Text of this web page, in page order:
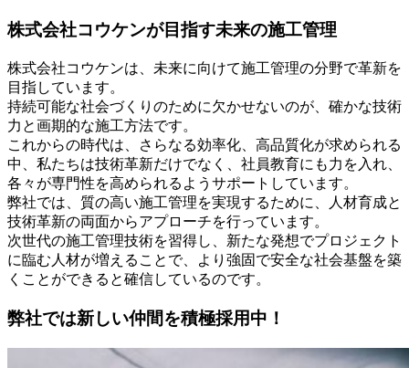
株式会社コウケンが目指す未来の施工管理
株式会社コウケンは、未来に向けて施工管理の分野で革新を
目指しています。
持続可能な社会づくりのために欠かせないのが、確かな技術
力と画期的な施工方法です。
これからの時代は、さらなる効率化、高品質化が求められる
中、私たちは技術革新だけでなく、社員教育にも力を入れ、
各々が専門性を高められるようサポートしています。
弊社では、質の高い施工管理を実現するために、人材育成と
技術革新の両面からアプローチを行っています。
次世代の施工管理技術を習得し、新たな発想でプロジェクト
に臨む人材が増えることで、より強固で安全な社会基盤を築
くことができると確信しているのです。
弊社では新しい仲間を積極採用中！